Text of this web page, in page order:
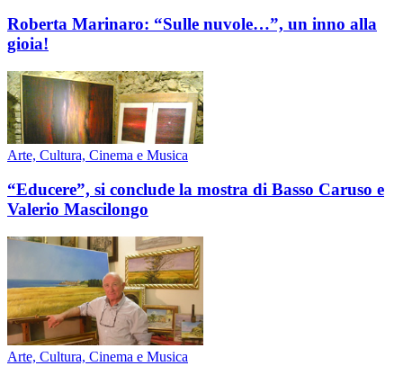
Roberta Marinaro: “Sulle nuvole…”, un inno alla
gioia!
Arte, Cultura, Cinema e Musica
“Educere”, si conclude la mostra di Basso Caruso e
Valerio Mascilongo
Arte, Cultura, Cinema e Musica